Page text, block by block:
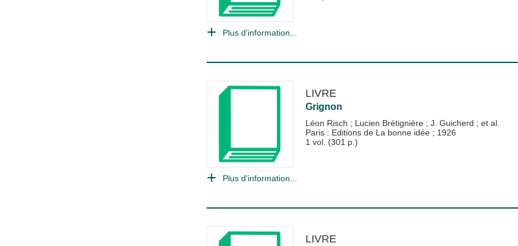
Plus d'information...
LIVRE
Grignon
Léon Risch ; Lucien Brétignière ; J. Guicherd ; et al.
Paris : Editions de La bonne idée ; 1926
1 vol. (301 p.)
Plus d'information...
LIVRE